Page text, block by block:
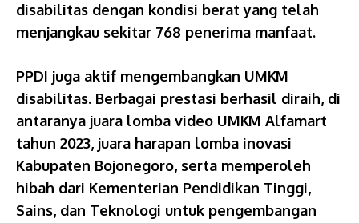
disabilitas dengan kondisi berat yang telah
menjangkau sekitar 768 penerima manfaat.
PPDI juga aktif mengembangkan UMKM
disabilitas. Berbagai prestasi berhasil diraih, di
antaranya juara lomba video UMKM Alfamart
tahun 2023, juara harapan lomba inovasi
Kabupaten Bojonegoro, serta memperoleh
hibah dari Kementerian Pendidikan Tinggi,
Sains, dan Teknologi untuk pengembangan